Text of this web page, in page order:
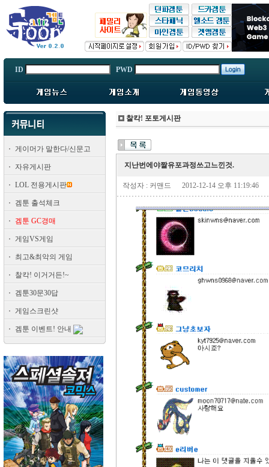
ID PWD
게이머가 말한다/신문고
자유게시판
LOL 전용게시판
겜툰 출석체크
겜툰 GC경매
게임VS게임
최고&최악의 게임
찰칵! 이거거든!~
겜툰30문30답
게임스크린샷
겜툰 이벤트! 안내
찰칵! 포토게시판
지난번에야짤유포과정쓰고느낀것.
작성자 : 커맨드 2012-12-14 오후 11:19:46